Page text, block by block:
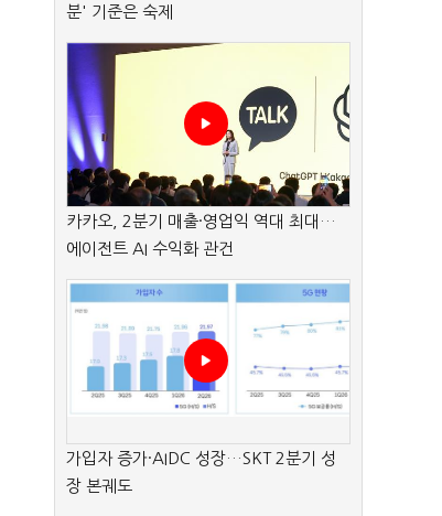
분' 기준은 숙제
카카오, 2분기 매출·영업익 역대 최대…
에이전트 AI 수익화 관건
가입자 증가·AIDC 성장…SKT 2분기 성
장 본궤도